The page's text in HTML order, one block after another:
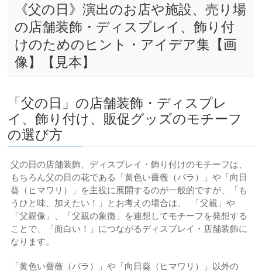
《父の日》演出のお店や施設、売り場
の店舗装飾・ディスプレイ、飾り付
けのためのヒント・アイデア集【画
像】【見本】
「父の日」の店舗装飾・ディスプレ
イ、飾り付け、販促グッズのモチーフ
の選び方
父の日の店舗装飾、ディスプレイ・飾り付けのモチーフは、
もちろん父の日の花である「黄色い薔薇（バラ）」や「向日
葵（ヒマワリ）」を主役に展開するのが一般的ですが、「も
うひと味、加えたい！」とお考えの場合は、 「父親」や
「父親像」、「父親の象徴」を連想してモチーフを発想する
ことで、「面白い！」につながるディスプレイ・店舗装飾に
なります。
「黄色い薔薇（バラ）」や「向日葵（ヒマワリ）」以外の